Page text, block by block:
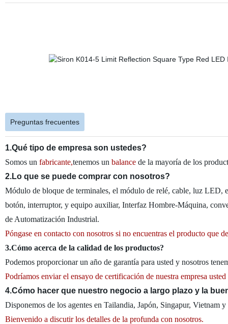
Preguntas frecuentes
1.Qué tipo de empresa son ustedes?
Somos un fabricante,tenemos un balancede la mayoría de los
2.Lo que se puede comprar con nosotros?
Módulo de bloque de terminales, el módulo de relé, cable, luz
botón, interruptor, y equipo auxiliar, Interfaz Hombre-Máquina,
de Automatización Industrial.
Póngase en contacto con nosotros si no encuentras el producto que
3.Cómo acerca de la calidad de los productos?
Podemos proporcionar un año de garantía para usted y nosotros
Podríamos enviar el ensayo de certificación de nuestra empresa usted
4.Cómo hacer que nuestro negocio a largo plazo y la
Disponemos de los agentes en Tailandia, Japón, Singapur, Vietnam
Bienvenido a discutir los detalles de la profunda con nosotros.